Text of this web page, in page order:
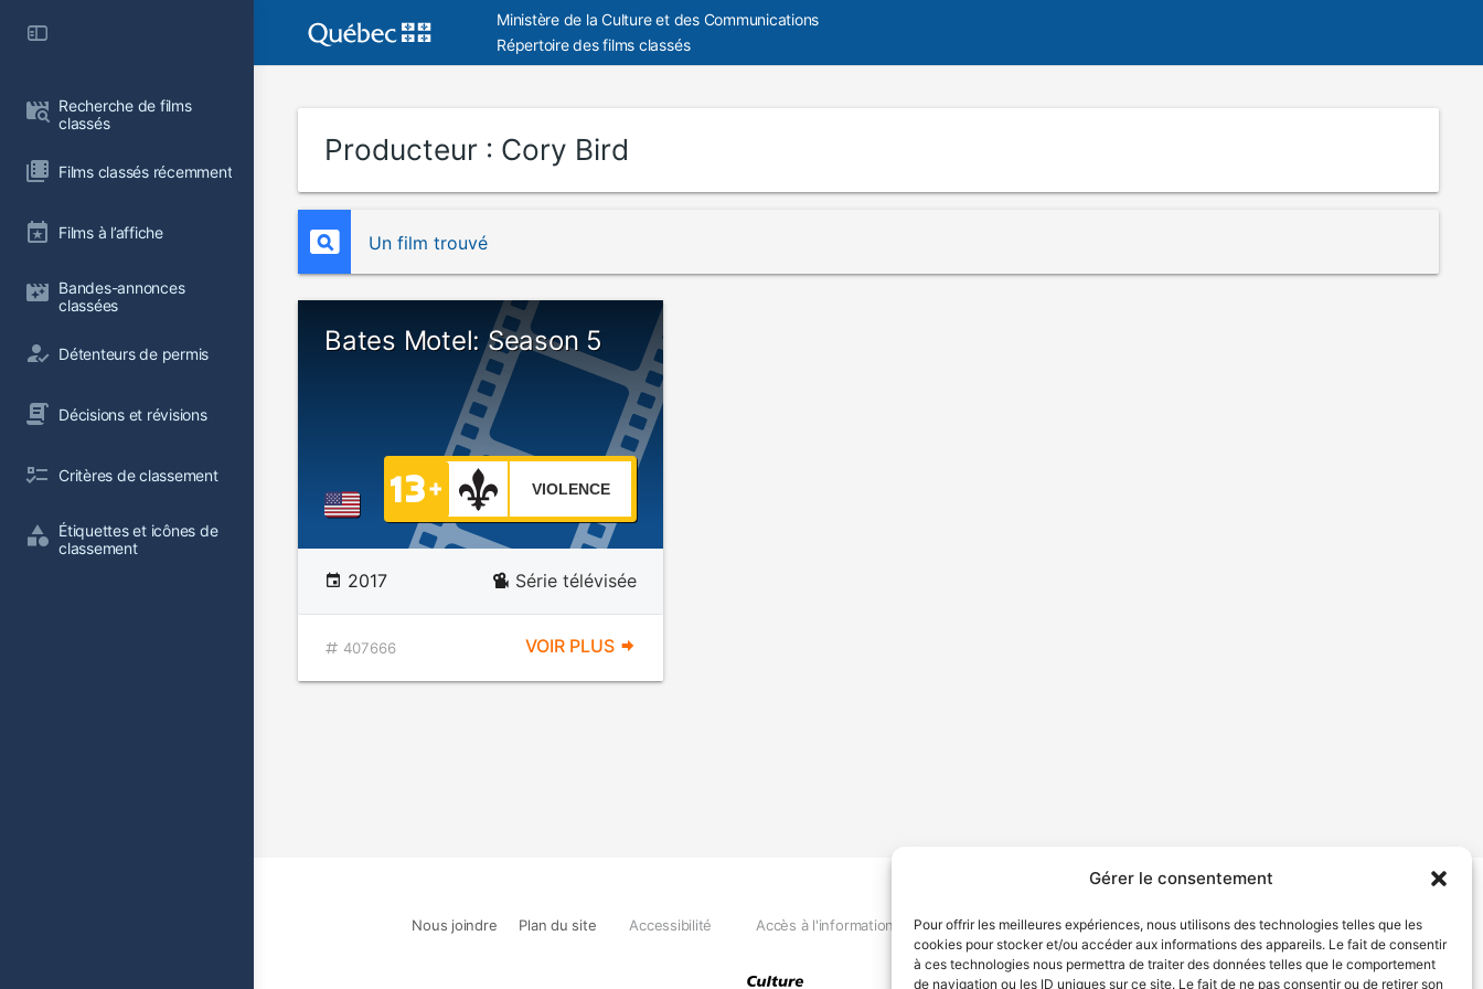
Gérer le consentement
Pour offrir les meilleures expériences, nous utilisons des technologies telles que les
cookies pour stocker et/ou accéder aux informations des appareils. Le fait de consentir
à ces technologies nous permettra de traiter des données telles que le comportement
de navigation ou les ID uniques sur ce site. Le fait de ne pas consentir ou de retirer son
Recherche de films
classés
Films classés récemment
Films à l’affiche
Bandes-annonces
classées
Détenteurs de permis
Décisions et révisions
Critères de classement
Étiquettes et icônes de
classement
Ministère de la Culture et des Communications
Répertoire des films classés
Producteur : Cory Bird
Un film trouvé
Bates Motel: Season 5
VIOLENCE
2017 Série télévisée
407666 VOIR PLUS
Nous joindre Plan du site Accessibilité Accès à l'information Déclaration de services Politique de confidentialité